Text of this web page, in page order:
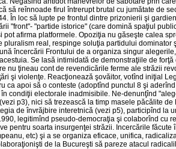
să reînnoade firul întrerupt brutal cu jumătate de
În loc să lupte pe frontul dintre prizonierii şi
"front"- "partide istorice" (care domină spaţiul
pot afirma platformele. Opoziţia nu găseşte calea
pluralism real, respinge soluţia partidului
încercării Frontului de a organiza singur
Se lasă intimidată de demonstraţiile de
nu ţineau cont de revendicările ferme ale străzii
şi violenţe. Reacţionează şovăitor, votînd iniţial
ca apoi să o conteste (adoptînd punctul 8 şi
condiţii electorale inadmisibile. Ne-denunţînd
p3), nici să trezească la timp masele păcălite
de învrăjbire interetnică (vezi p5), participînd la
legitimînd pseudo-democraţia şi colaborînd cu
pentru soarta insurgenţei străzii. Incercările
etc) şi a se organiza eficace, unifica,
de la Bucureşti să pareze atacul